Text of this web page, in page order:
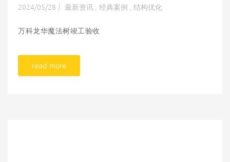
2024/05/28 | 最新资讯 经典案例 结构优化
万科龙华魔法树竣工验收
read more